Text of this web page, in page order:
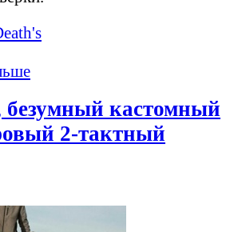
безумный кастомный
2-тактный